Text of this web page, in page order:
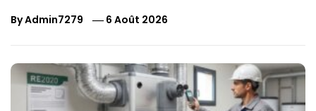
ByAdmin7279 6 Août 2026